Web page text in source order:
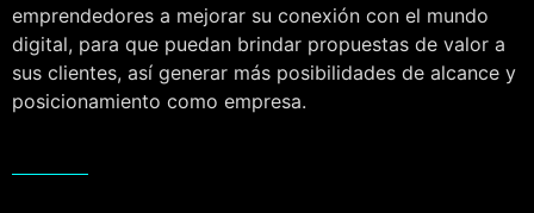
emprendedores a mejorar su conexión con el mundo
digital, para que puedan brindar propuestas de valor a
sus clientes, así generar más posibilidades de alcance y
posicionamiento como empresa.